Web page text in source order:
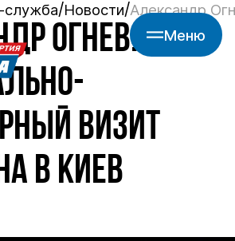
Меню
служба Новости Александр
ОГНЕВ:
ВИЗИТ
В КИЕВ